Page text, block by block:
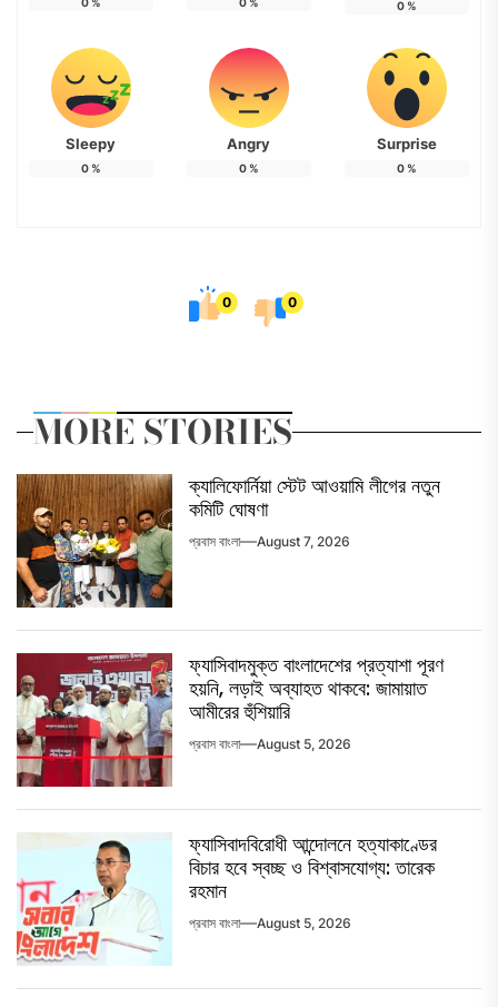
0%
Sleepy
0%
Angry
0%
Surprise
0%
0 0
MORE STORIES
ক্যালিফোর্নিয়া স্টেট আওয়ামি লীগের নতুন
কমিটি ঘোষণা
প্রবাস বাংলা August 7, 2026
ফ্যাসিবাদমুক্ত বাংলাদেশের প্রত্যাশা পূরণ
হয়নি, লড়াই অব্যাহত থাকবে: জামায়াত
আমীরের হুঁশিয়ারি
প্রবাস বাংলা August 5, 2026
ফ্যাসিবাদবিরোধী আন্দোলনে হত্যাকাণ্ডের
বিচার হবে স্বচ্ছ ও বিশ্বাসযোগ্য: তারেক
রহমান
প্রবাস বাংলা August 5, 2026